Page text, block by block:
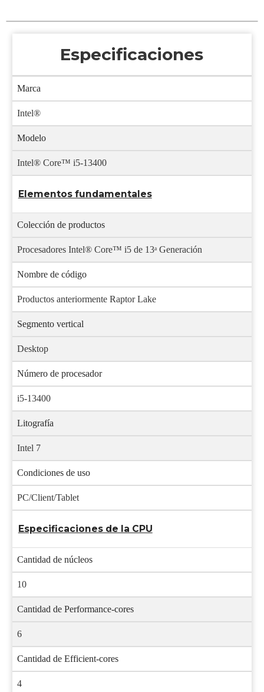
Especificaciones
Marca
Intel®
Modelo
Intel® Core™ i5-13400
Elementos fundamentales
Colección de productos
Procesadores Intel® Core™ i5 de 13ᵃ Generación
Nombre de código
Productos anteriormente Raptor Lake
Segmento vertical
Desktop
Número de procesador
i5-13400
Litografía
Intel 7
Condiciones de uso
PC/Client/Tablet
Especificaciones de la CPU
Cantidad de núcleos
10
Cantidad de Performance-cores
6
Cantidad de Efficient-cores
4